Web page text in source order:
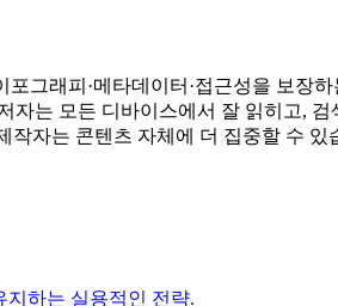
그래피·메타데이터·접근성을 보장
는 모든 디바이스에서 잘 읽히고,
작자는 콘텐츠 자체에 더 집중할 수 있
지하는 실용적인 전략.